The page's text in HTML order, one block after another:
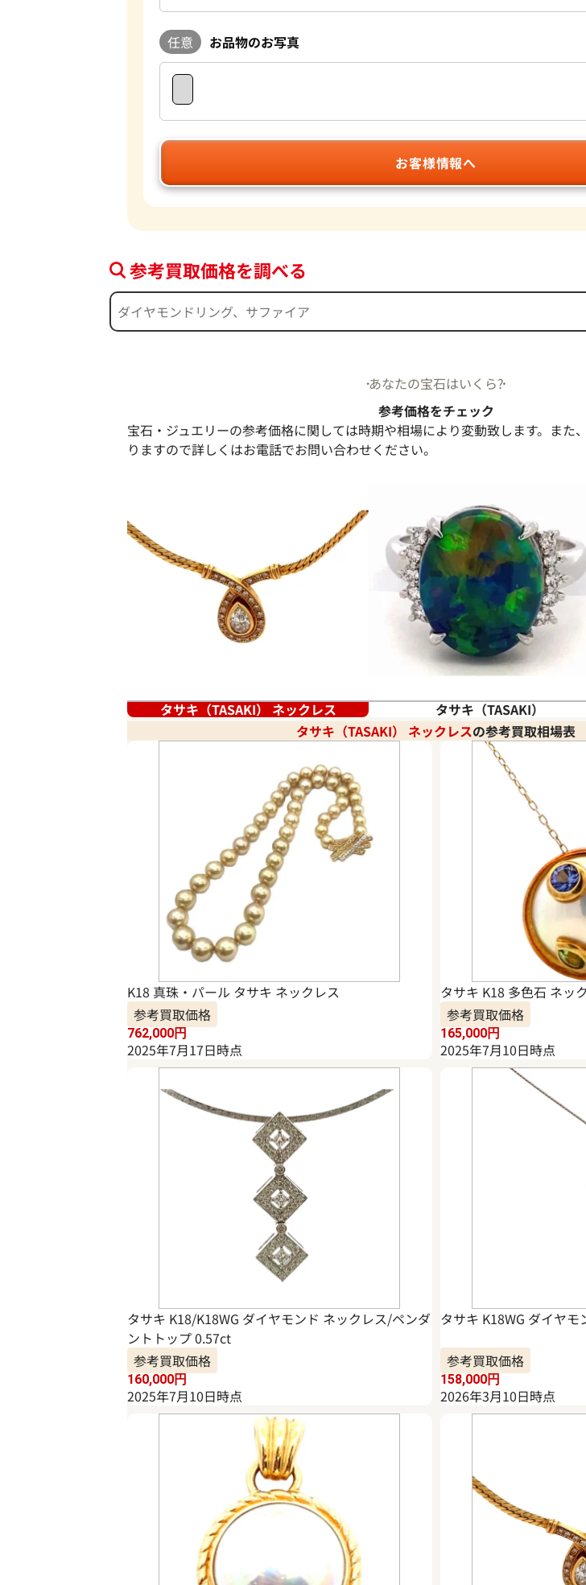
任意 お品物のお写真
お客様情報へ
参考買取価格を調べる
あなたの宝石はいくら?
参考価格をチェック
宝石・ジュエリーの参考価格に関しては時期や相場により変動致します。また
りますので詳しくはお電話でお問い合わせください。
タサキ（TASAKI） ネックレス タサキ（TASAKI）
タサキ（TASAKI） ネックレスの参考買取相場表
K18 真珠・パール タサキ ネックレス
参考買取価格
762,000円
2025年7月17日時点
タサキ K18 多色石 ネッ
参考買取価格
165,000円
2025年7月10日時点
タサキ K18/K18WG ダイヤモンド ネックレス/ペンダ
ントトップ 0.57ct
参考買取価格
160,000円
2025年7月10日時点
タサキ K18WG ダイヤ
参考買取価格
158,000円
2026年3月10日時点